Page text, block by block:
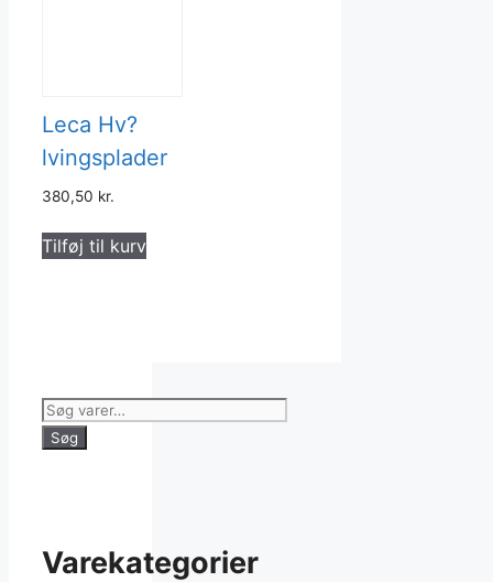
Leca Hv?
lvingsplader
380,50 kr.
Tilføj til kurv
Søg
efter:
Søg
Varekategorier